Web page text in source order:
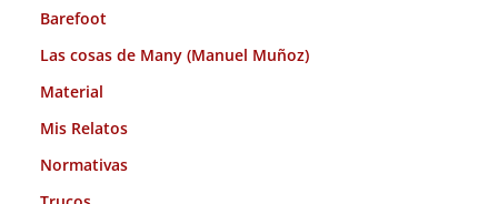
Barefoot
Las cosas de Many (Manuel Muñoz)
Material
Mis Relatos
Normativas